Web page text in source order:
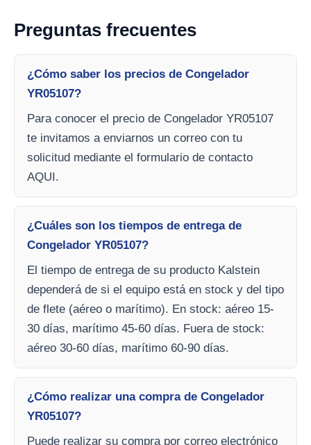
Preguntas frecuentes
¿Cómo saber los precios de Congelador
YR05107?
Para conocer el precio de Congelador YR05107
te invitamos a enviarnos un correo con tu
solicitud mediante el formulario de contacto
AQUI.
¿Cuáles son los tiempos de entrega de
Congelador YR05107?
El tiempo de entrega de su producto Kalstein
dependerá de si el equipo está en stock y del tipo
de flete (aéreo o marítimo). En stock: aéreo 15-
30 días, marítimo 45-60 días. Fuera de stock:
aéreo 30-60 días, marítimo 60-90 días.
¿Cómo realizar una compra de Congelador
YR05107?
Puede realizar su compra por correo electrónico